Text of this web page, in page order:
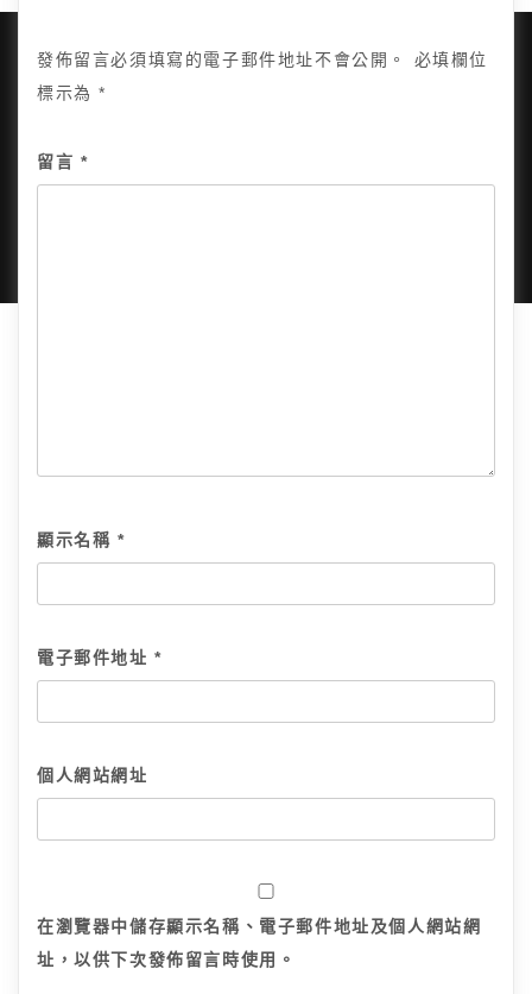
發佈留言必須填寫的電子郵件地址不會公開。
必填欄位
標示為*
留言 *
顯示名稱 *
電子郵件地址*
個人網站網址
在瀏覽器中儲存顯示名稱、電子郵件地址及個人網站網
址，以供下次發佈留言時使用。